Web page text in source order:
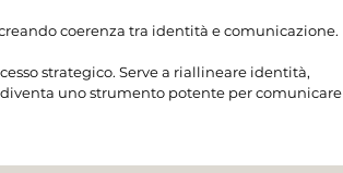
coerenza tra identità e comunicazione.
strategico. Serve a riallineare identità,
uno strumento potente per comunicare